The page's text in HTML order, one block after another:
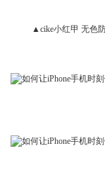
▲cike小红甲 无色